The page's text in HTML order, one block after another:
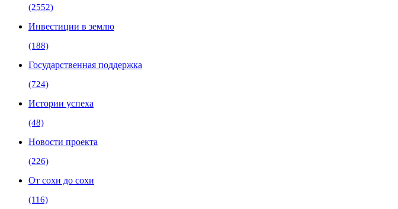
(2552)
Инвестиции в землю
(188)
Государственная поддержка
(724)
Истории успеха
(48)
Новости проекта
(226)
От сохи до сохи
(116)